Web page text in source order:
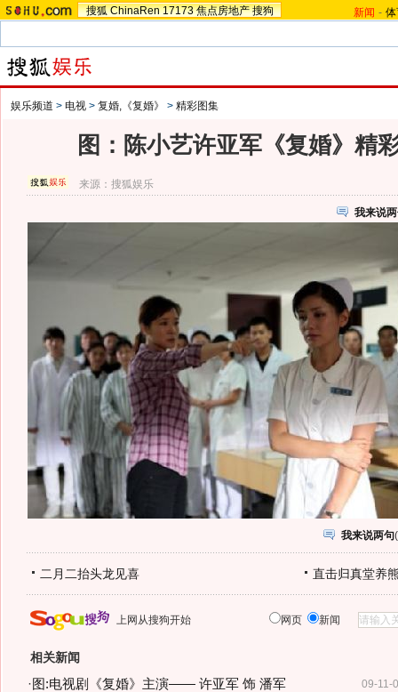
搜狐 ChinaRen 17173 焦点房地产 搜狗 新闻 -
娱乐频道 > 电视 > 复婚,《复婚》 > 精彩图集
图：陈小艺许亚军《复婚》
来源：搜狐娱乐
我来说
我来说两句(
二月二抬头龙见喜 直击归真堂养
上网从搜狗开始 网页 新闻
相关新闻
09-11-
· 图:电视剧《复婚》主演—— 许亚军 饰 潘军